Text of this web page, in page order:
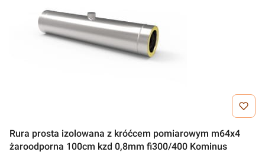
Rura prosta izolowana z króćcem pomiarowym m64x4
żaroodporna 100cm kzd 0,8mm fi300/400 Kominus